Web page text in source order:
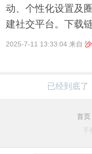
动、个性化设置及
建社交平台。下载
2025-7-11 13:33:04 来自
已经到底了
首页